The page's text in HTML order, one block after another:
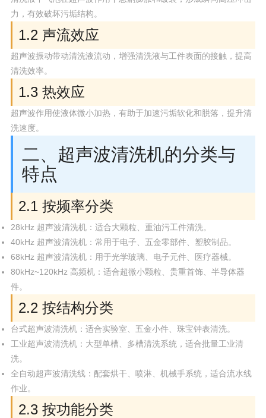
力，有效破坏污垢结构。
1.2 声流效应
超声波振动带动清洗液流动，增强清洗液与工件表面的接触，提高
清洗效率。
1.3 热效应
超声波作用使液体微小加热，有助于加速污垢软化和脱落，提升清
洗速度。
二、超声波清洗机的分类与
特点
2.1 按频率分类
28kHz 超声波清洗机：适合大颗粒、重油污工件清洗。
40kHz 超声波清洗机：常用于电子、五金零部件、塑胶制品。
68kHz 超声波清洗机：用于光学玻璃、电子元件、医疗器械。
80kHz~120kHz 高频机：适合超微小颗粒、贵重首饰、半导体器
件。
2.2 按结构分类
台式超声波清洗机：适合实验室、五金小件、珠宝钟表清洗。
工业超声波清洗机：大型单槽、多槽清洗系统，适合批量工业清
洗。
全自动超声波清洗线：配套烘干、喷淋、机械手系统，适合流水线
作业。
2.3 按功能分类